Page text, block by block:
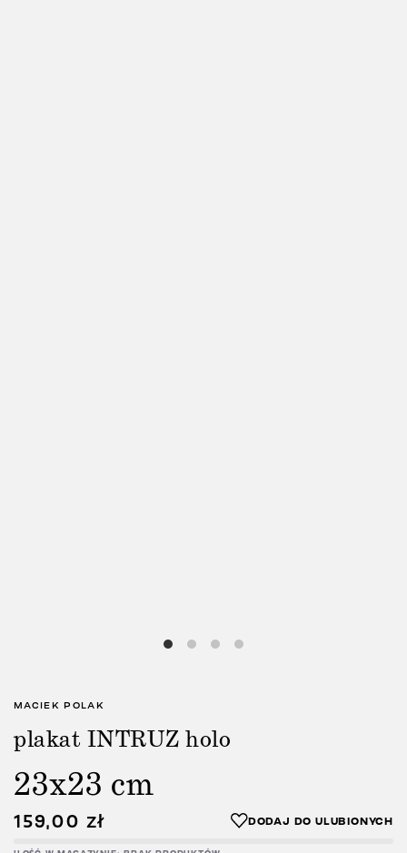
MACIEK POLAK
plakat INTRUZ holo
23x23 cm
159,00 zł